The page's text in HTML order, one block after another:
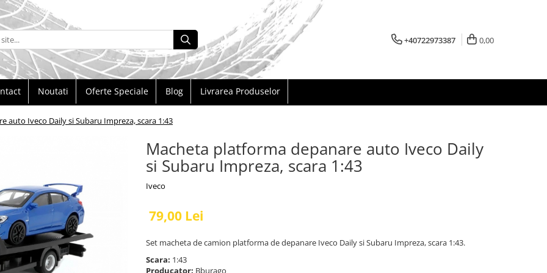
+40722973387 0,00
Noutati Oferte Speciale Blog Livrarea Produselor
auto Iveco Daily si Subaru Impreza, scara 1:43
Macheta platforma depanare auto Iveco Daily
si Subaru Impreza, scara 1:43
Iveco
79,00 Lei
Set macheta de camion platforma de depanare Iveco Daily si Subaru Impreza, scara 1:43.
Scara: 1:43
Producator: Bburago